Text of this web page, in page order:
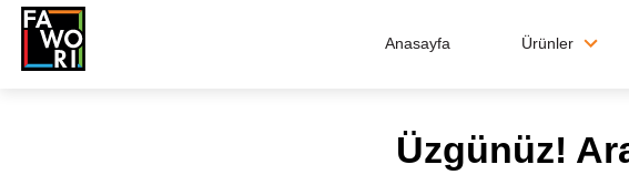
Anasayfa Ürünler
Üzgünüz!